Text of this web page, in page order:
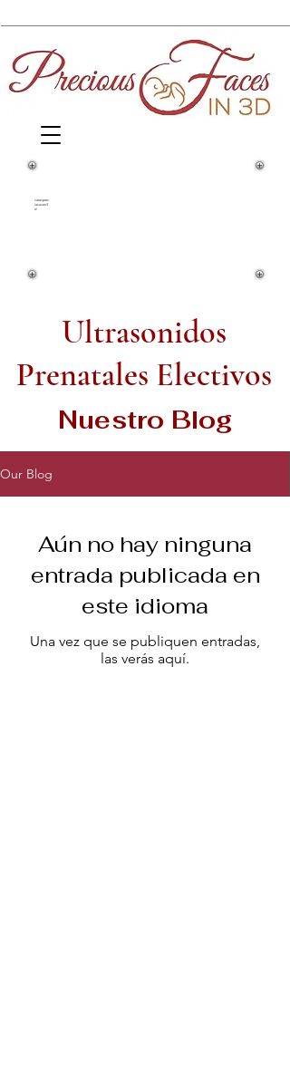
carasprec
iosasen3
d
Ultrasonidos
Prenatales Electivos
Nuestro Blog
Our Blog
Aún no hay ninguna
entrada publicada en
este idioma
Una vez que se publiquen entradas,
las verás aquí.